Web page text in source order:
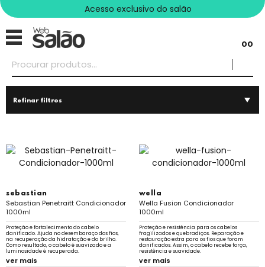
Acesso exclusivo do salão
00
Refinar filtros
sebastian
Sebastian Penetraitt Condicionador
1000ml
Proteção e fortalecimento do cabelo
danificado. Ajuda no desembaraço dos fios,
na recuperação da hidratação e do brilho.
Como resultado, o cabelo é suavizado e a
luminosidade é recuperada.
ver mais
wella
Wella Fusion Condicionador
1000ml
Proteção e resistência para os cabelos
fragilizados e quebradiços. Reparação e
restauração extra para os fios que foram
danificados. Assim, o cabelo recebe força,
resistência e suavidade.
ver mais